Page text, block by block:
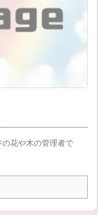
花や木の管理者で